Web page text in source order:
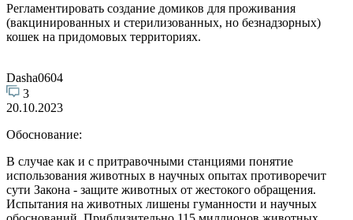
Регламентировать создание домиков для проживания
(вакцинированных и стерилизованных, но безнадзорных)
кошек на придомовых территориях.
Dasha0604
3
20.10.2023
Обоснование:
В случае как и с притравочными станциями понятие
использования животных в научных опытах противоречит
сути Закона - защите животных от жестокого обращения.
Испытания на животных лишены гуманности и научных